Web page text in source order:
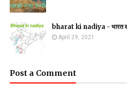
bharat ki nadiya - भारत
April 29, 2021
Post a Comment